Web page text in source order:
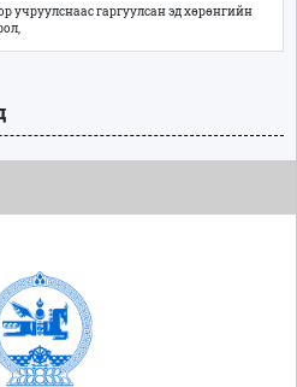
учруулснаас гаргуулсан эд хөрөнгийн